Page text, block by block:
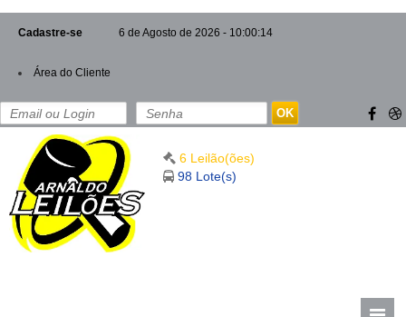
Cadastre-se 6 de Agosto de 2026 - 10:00:15
Área do Cliente
OK
6 Leilão(ões)
98 Lote(s)